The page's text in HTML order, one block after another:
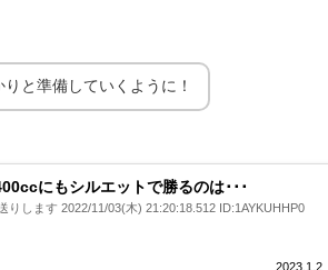
と準備していくように！
にもシルエットで勝るのは･･･
2023.1.2
りします 2022/11/03(木) 21:20:18.512 ID:1AYKUHHP0